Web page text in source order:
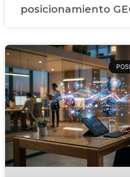
posicionamiento